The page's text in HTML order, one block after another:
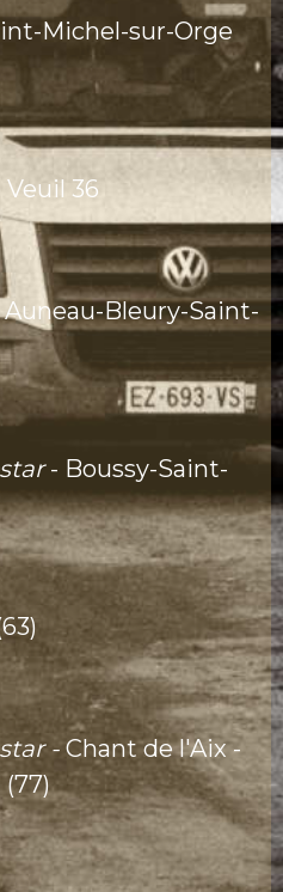
Michel-sur-Orge
36
Bleury-Saint-
- Boussy-Saint-
-Chant de l'Aix -